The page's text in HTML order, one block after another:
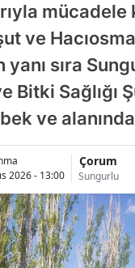
ve
yanı sıra
Sağlığı
ve
2026 - 13:00
Çorum
Sungurlu